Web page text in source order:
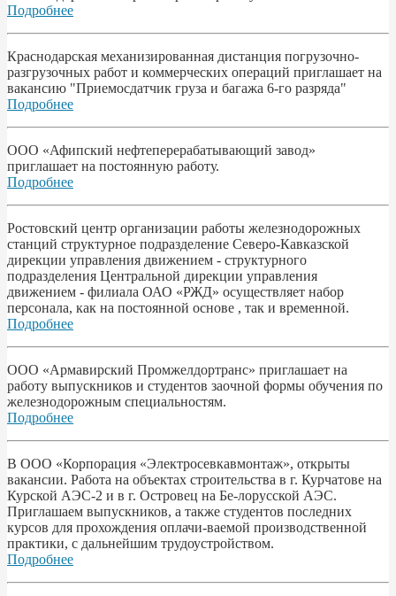
Подробнее
Краснодарская механизированная дистанция погрузочно-
разгрузочных работ и коммерческих операций приглашает на
вакансию "Приемосдатчик груза и багажа 6-го разряда"
Подробнее
ООО «Афипский нефтеперерабатывающий завод»
приглашает на постоянную работу.
Подробнее
Ростовский центр организации работы железнодорожных
станций структурное подразделение Северо-Кавказской
дирекции управления движением - структурного
подразделения Центральной дирекции управления
движением - филиала ОАО «РЖД» осуществляет набор
персонала, как на постоянной основе , так и временной.
Подробнее
ООО «Армавирский Промжелдортранс» приглашает на
работу выпускников и студентов заочной формы обучения по
железнодорожным специальностям.
Подробнее
В ООО «Корпорация «Электросевкавмонтаж», открыты
вакансии. Работа на объектах строительства в г. Курчатове на
Курской АЭС-2 и в г. Островец на Бе-лорусской АЭС.
Приглашаем выпускников, а также студентов последних
курсов для прохождения оплачи-ваемой производственной
практики, с дальнейшим трудоустройством.
Подробнее